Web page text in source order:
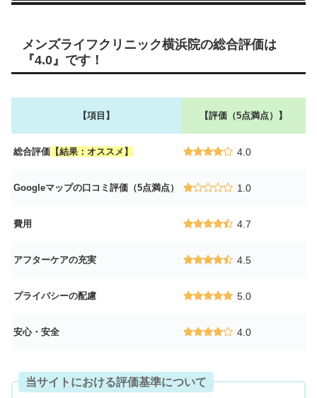
メンズライフクリニック横浜院の総合評価は
『4.0』です！
【項目】 【評価（5点満点）】
総合評価 【結果：オススメ】 4.0
Googleマップの口コミ評価（5点満点） 1.0
費用 4.7
アフターケアの充実 4.5
プライバシーの配慮 5.0
安心・安全 4.0
当サイトにおける評価基準について